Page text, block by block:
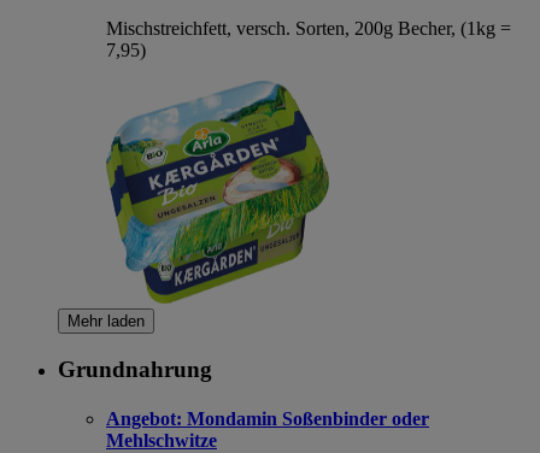
Mischstreichfett, versch. Sorten, 200g Becher, (1kg =
7,95)
Mehr laden
Grundnahrung
Angebot: Mondamin Soßenbinder oder
Mehlschwitze